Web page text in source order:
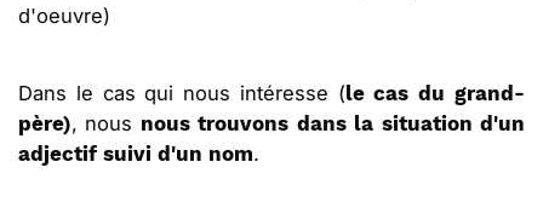
d'oeuvre)
Dans le cas qui nous intéresse (le cas du grand-
père), nous nous trouvons dans la situation d'un
adjectif suivi d'un nom.